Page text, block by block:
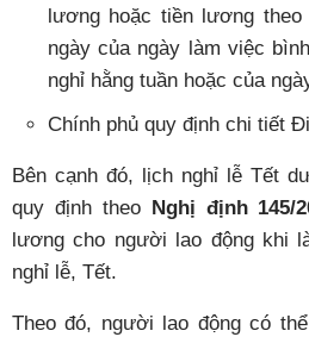
lương hoặc tiền lương
ngày của ngày làm việc
nghỉ hằng tuần hoặc của
Chính phủ quy định chi tiết
Bên cạnh đó, lịch nghỉ lễ Tết
quy định theo Nghị định 145/
lương cho người lao động khi
nghỉ lễ, Tết.
Theo đó, người lao động có